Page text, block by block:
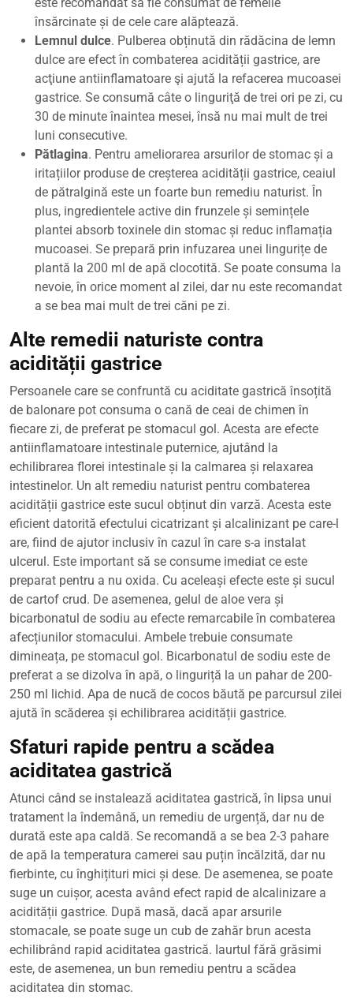
însărcinate și de cele care alăptează.
Lemnul dulce. Pulberea obținută din rădăcina de lemn
dulce are efect în combaterea acidității gastrice, are
acţiune antiinflamatoare şi ajută la refacerea mucoasei
gastrice. Se consumă câte o linguriţă de trei ori pe zi, cu
30 de minute înaintea mesei, însă nu mai mult de trei
luni consecutive.
Pătlagina. Pentru ameliorarea arsurilor de stomac și a
iritațiilor produse de creșterea acidității gastrice, ceaiul
de pătralgină este un foarte bun remediu naturist. În
plus, ingredientele active din frunzele și semințele
plantei absorb toxinele din stomac și reduc inflamația
mucoasei. Se prepară prin infuzarea unei lingurițe de
plantă la 200 ml de apă clocotită. Se poate consuma la
nevoie, în orice moment al zilei, dar nu este recomandat
a se bea mai mult de trei căni pe zi.
Alte remedii naturiste contra
acidității gastrice
Persoanele care se confruntă cu aciditate gastrică însoțită
de balonare pot consuma o cană de ceai de chimen în
fiecare zi, de preferat pe stomacul gol. Acesta are efecte
antiinflamatoare intestinale puternice, ajutând la
echilibrarea florei intestinale și la calmarea și relaxarea
intestinelor. Un alt remediu naturist pentru combaterea
acidității gastrice este sucul obținut din varză. Acesta este
eficient datorită efectului cicatrizant și alcalinizant pe care-l
are, fiind de ajutor inclusiv în cazul în care s-a instalat
ulcerul. Este important să se consume imediat ce este
preparat pentru a nu oxida. Cu aceleași efecte este și sucul
de cartof crud. De asemenea, gelul de aloe vera și
bicarbonatul de sodiu au efecte remarcabile în combaterea
afecțiunilor stomacului. Ambele trebuie consumate
dimineața, pe stomacul gol. Bicarbonatul de sodiu este de
preferat a se dizolva în apă, o linguriță la un pahar de 200-
250 ml lichid. Apa de nucă de cocos băută pe parcursul zilei
ajută în scăderea și echilibrarea acidității gastrice.
Sfaturi rapide pentru a scădea
aciditatea gastrică
Atunci când se instalează aciditatea gastrică, în lipsa unui
tratament la îndemână, un remediu de urgență, dar nu de
durată este apa caldă. Se recomandă a se bea 2-3 pahare
de apă la temperatura camerei sau puțin încălzită, dar nu
fierbinte, cu înghițituri mici și dese. De asemenea, se poate
suge un cuișor, acesta având efect rapid de alcalinizare a
acidității gastrice. După masă, dacă apar arsurile
stomacale, se poate suge un cub de zahăr brun acesta
echilibrând rapid aciditatea gastrică. Iaurtul fără grăsimi
este, de asemenea, un bun remediu pentru a scădea
aciditatea din stomac.